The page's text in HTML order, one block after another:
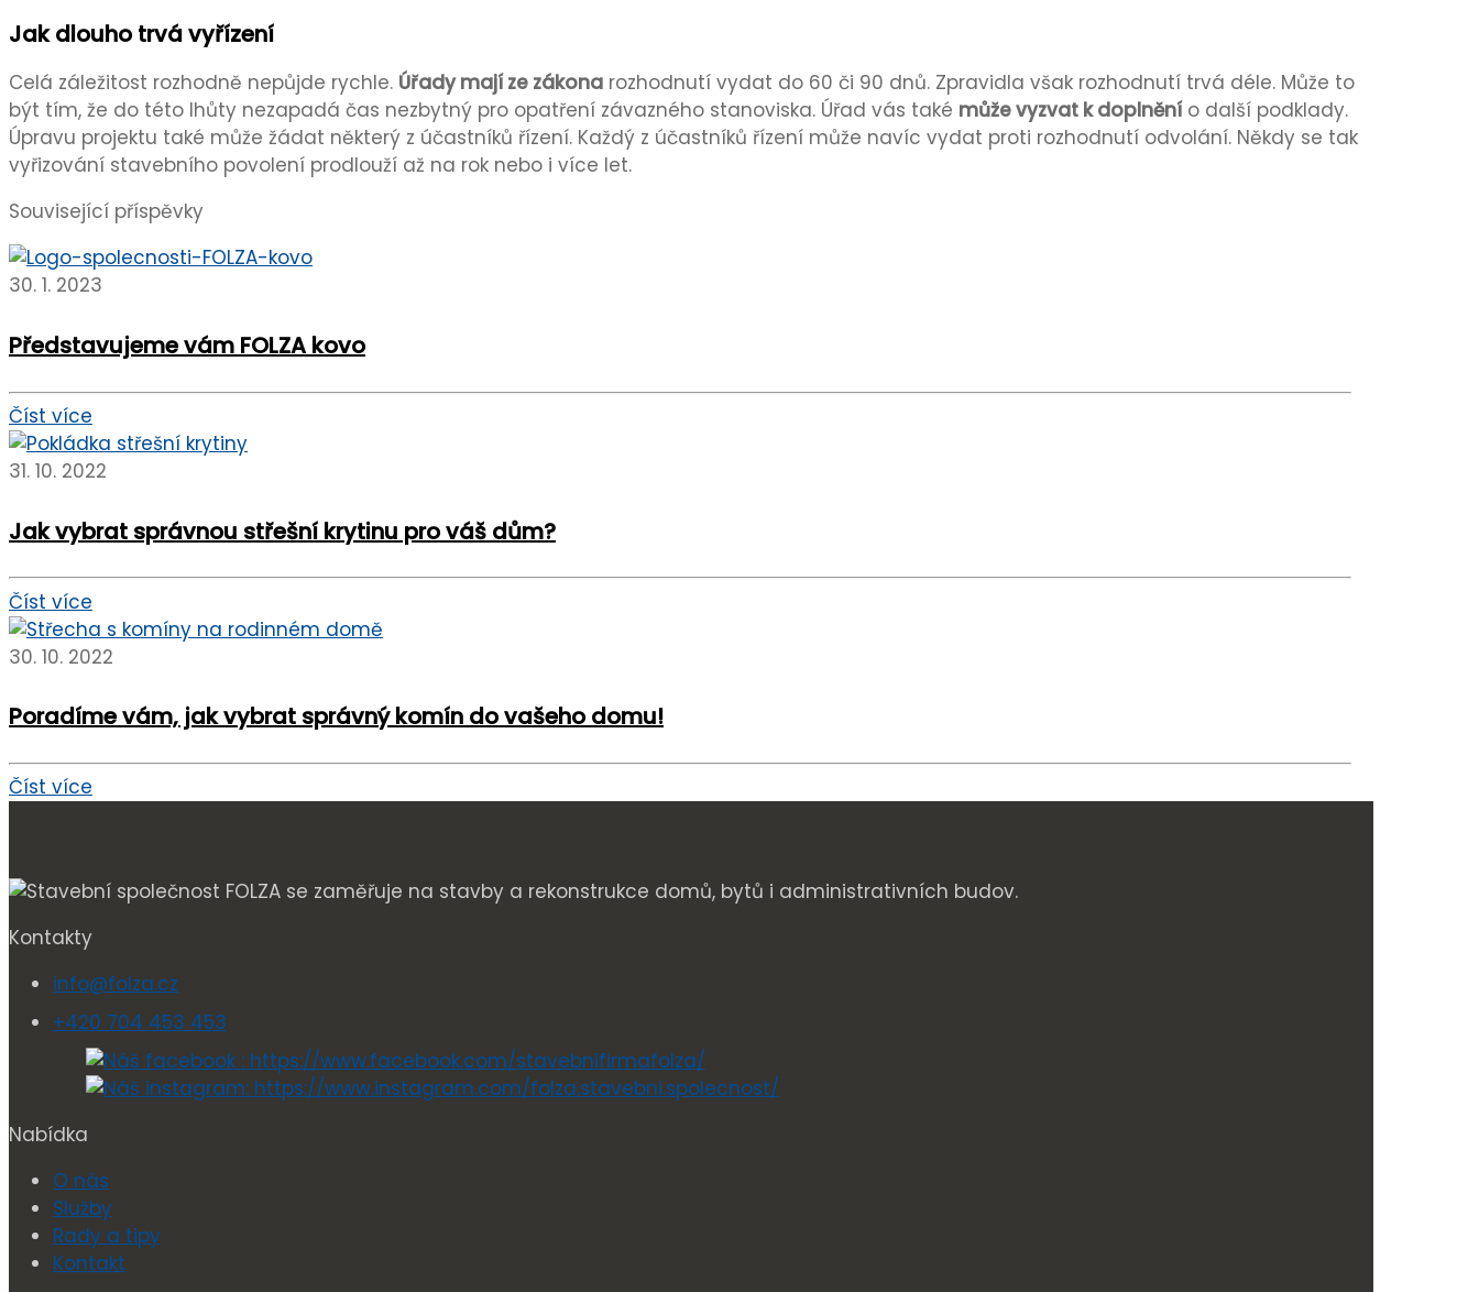
Jak dlouho trvá vyřízení
Celá záležitost rozhodně nepůjde rychle. Úřady mají ze zákona rozhodnutí vydat do 60 či 90 dnů. Zpravidla však rozhodnutí trvá déle. Může to
být tím, že do této lhůty nezapadá čas nezbytný pro opatření závazného stanoviska. Úřad vás také může vyzvat k doplněnío další podklady.
Úpravu projektu také může žádat některý z účastníků řízení. Každý z účastníků řízení může navíc vydat proti rozhodnutí odvolání. Někdy se tak
vyřizování stavebního povolení prodlouží až na rok nebo i více let.
Související příspěvky
30. 1. 2023
Představujeme vám FOLZA kovo
Číst více
31. 10. 2022
Jak vybrat správnou střešní krytinu pro váš dům?
Číst více
30. 10. 2022
Poradíme vám, jak vybrat správný komín do vašeho domu!
Číst více
Kontakty
info@folza.cz
+420 704 453 453
Nabídka
O nás
Služby
Rady a tipy
Kontakt